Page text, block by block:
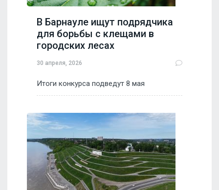
В Барнауле ищут подрядчика
для борьбы с клещами в
городских лесах
30 апреля, 2026
Итоги конкурса подведут 8 мая